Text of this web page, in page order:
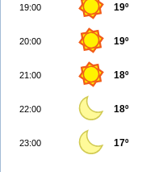
19:00 19º
20:00 19º
21:00 18º
22:00 18º
23:00 17º